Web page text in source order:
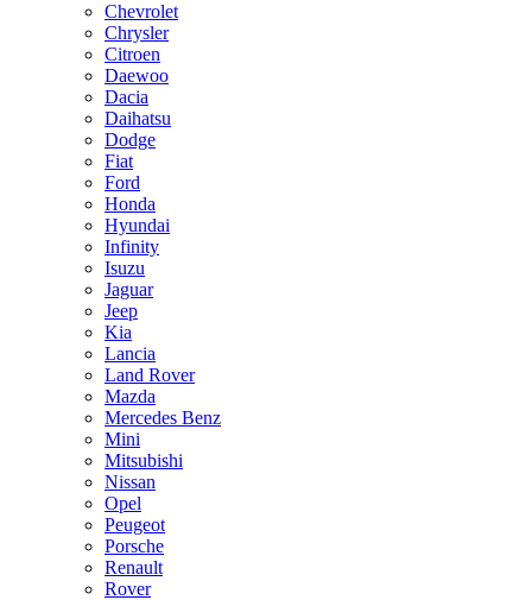
Chevrolet
Chrysler
Citroen
Daewoo
Dacia
Daihatsu
Dodge
Fiat
Ford
Honda
Hyundai
Infinity
Isuzu
Jaguar
Jeep
Kia
Lancia
Land Rover
Mazda
Mercedes Benz
Mini
Mitsubishi
Nissan
Opel
Peugeot
Porsche
Renault
Rover